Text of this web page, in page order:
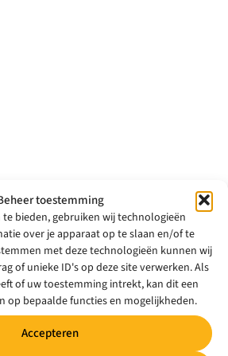
toestemming
bieden, gebruiken wij technologieën
over je apparaat op te slaan en/of te
met deze technologieën kunnen wij
of unieke ID's op deze site verwerken. Als
of uw toestemming intrekt, kan dit een
op bepaalde functies en mogelijkheden.
Accepteren